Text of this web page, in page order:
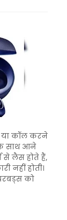
कॉल करने
साथ आने
से लैस होते हैं,
नहीं होती।
को